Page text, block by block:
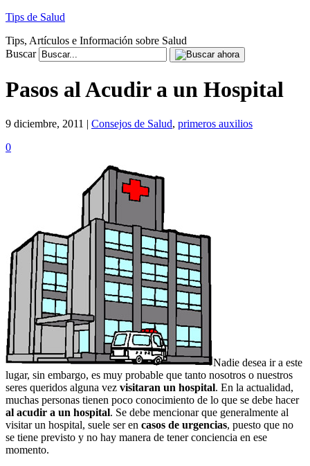
Tips de Salud
Tips, Artículos e Información sobre Salud
Buscar
Pasos al Acudir a un Hospital
9 diciembre, 2011 | Consejos de Salud, primeros auxilios
0
Nadie desea ir a este
lugar, sin embargo, es muy probable que tanto nosotros o nuestros
seres queridos alguna vez visitaran un hospital. En la actualidad,
muchas personas tienen poco conocimiento de lo que se debe hacer
al acudir a un hospital. Se debe mencionar que generalmente al
visitar un hospital, suele ser en casos de urgencias, puesto que no
se tiene previsto y no hay manera de tener conciencia en ese
momento.